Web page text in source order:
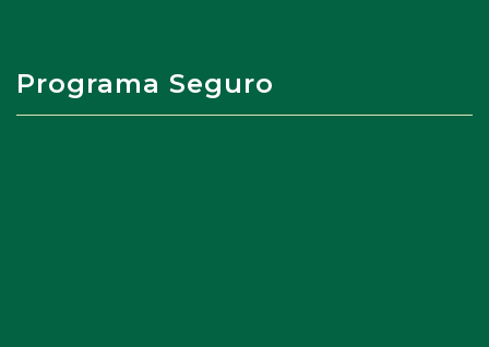
Programa Seguro